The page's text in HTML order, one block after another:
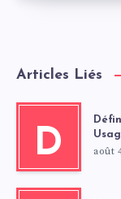
Articles Liés
D août